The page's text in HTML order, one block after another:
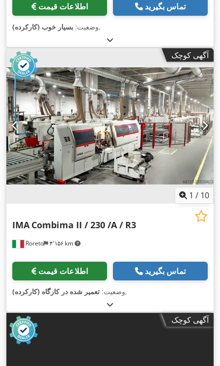
اطلاعات قیمت تماس بگیرید
وضعیت: بسیار خوب (کارکرده) ,
آگهی کوچک
1 / 10
Roreto ۴٬۱۵۶ km
IMA Combima II / 230 /A / R3
اطلاعات قیمت تماس بگیرید
وضعیت: تعمیر شده در کارگاه (کارکرده) ,
آگهی کوچک